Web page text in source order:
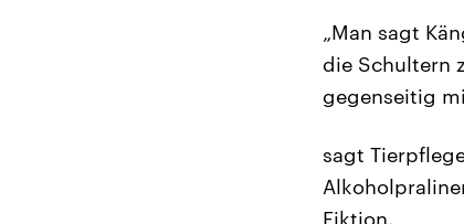
„Man sagt
die Schultern
gegenseitig
sagt
Fiktion.